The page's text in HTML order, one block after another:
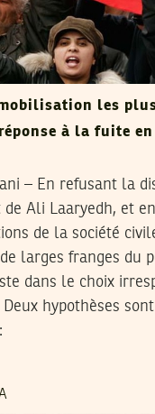
les
à la fuite
– En refusant la
de Ali Laaryedh, et
de la société
larges franges du
dans le choix
hypothèses